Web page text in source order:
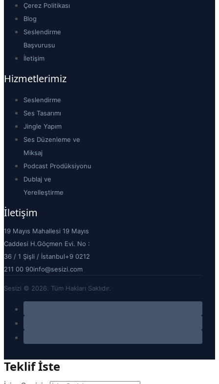
Çerez Politikası
Blog
Seslendirme
Başvurusu
İletişim
Hizmetlerimiz
Seslendirme
Ses Tasarımı
Jingle Yapım
Ses Düzenleme ve
Miksaj
Podcast Prodüksiyonu
Dublaj ve
Yerelleştirme
İletişim
19 Mayıs Mahallesi 19 Mayıs
Caddesi H.Göçmen Evi. No :
36 / 1 Şişli / İstanbul+9 0212
211 00 90info@sesizi.com
Sesizi © 2026. Tüm Hakları Saklıdır.
Teklif İste